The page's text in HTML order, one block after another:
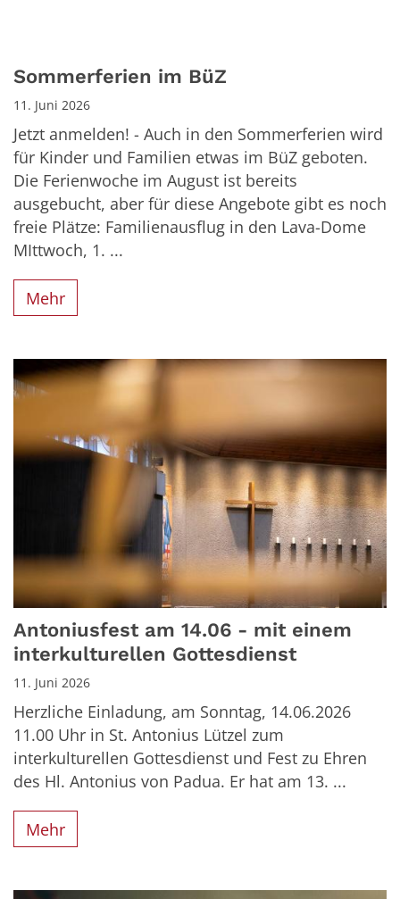
Sommerferien im BüZ
11. Juni 2026
Jetzt anmelden! - Auch in den Sommerferien wird
für Kinder und Familien etwas im BüZ geboten.
Die Ferienwoche im August ist bereits
ausgebucht, aber für diese Angebote gibt es noch
freie Plätze: Familienausflug in den Lava-Dome
MIttwoch, 1. ...
Mehr
Antoniusfest am 14.06 - mit einem
interkulturellen Gottesdienst
11. Juni 2026
Herzliche Einladung, am Sonntag, 14.06.2026
11.00 Uhr in St. Antonius Lützel zum
interkulturellen Gottesdienst und Fest zu Ehren
des Hl. Antonius von Padua. Er hat am 13. ...
Mehr